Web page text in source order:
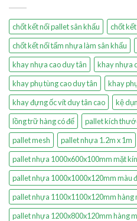
chốt kết nối pallet sân khấu
chốt
chốt kết nối tấm nhựa làm sân khấu
khay nhựa cao duy tân
khay nhựa
khay phụ tùng cao duy tân
khay
khay đựng ốc vít duy tân cao
kệ
lồng trữ hàng có đế
pallet kích
pallet mesh
pallet nhựa 1.2m x 1m
pallet nhựa 1000x600x100mm mặt kín
pallet nhựa 1000x1000x120mm màu
pallet nhựa 1100x1100x120mm hàng
pallet nhựa 1200x800x120mm hàng